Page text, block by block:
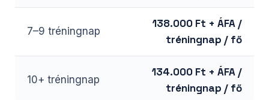
7–9 tréningnap
138.000 Ft + ÁFA /
tréningnap / fő
10+ tréningnap
134.000 Ft + ÁFA /
tréningnap / fő